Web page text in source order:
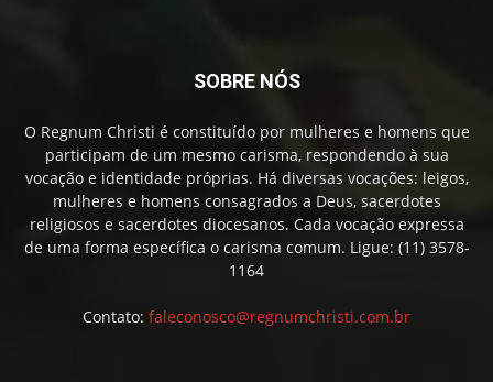
SOBRE NÓS
O Regnum Christi é constituído por mulheres e homens que
participam de um mesmo carisma, respondendo à sua
vocação e identidade próprias. Há diversas vocações: leigos,
mulheres e homens consagrados a Deus, sacerdotes
religiosos e sacerdotes diocesanos. Cada vocação expressa
de uma forma específica o carisma comum. Ligue: (11) 3578-
1164
Contato: faleconosco@regnumchristi.com.br